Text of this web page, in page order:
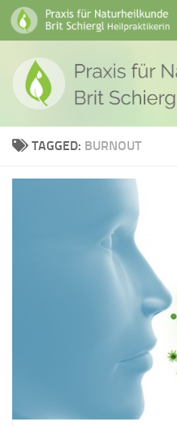
Skip to content
TAGGED: BURNOUT